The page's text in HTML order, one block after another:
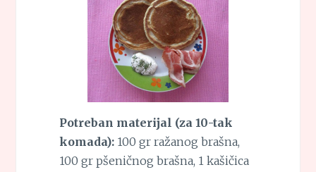
Potreban materijal (za 10-tak
komada): 100 gr ražanog brašna,
100 gr pšeničnog brašna, 1 kašičica